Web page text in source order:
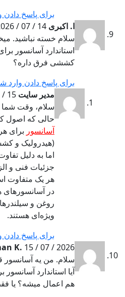
برای پاسخ دادن
ا. اکبری 14 / 07 / 2026
سلام خسته نباشید.
استاندارد آسانسور
کششی فرق داره؟
برای پاسخ دادن وارد
مدیر سایت 15 / 07 / 2026
سلام، وقت شما
حالی که اصول
آسانسور برای
(هیدرولیک و
اما به دلیل
جزئیات فنی و
هر یک متفاوت
در آسانسورهای
روغن و
ویژه‌ای هستند.
برای پاسخ دادن
K. 15 / 07 / 2026
سلام. من یه آسانسور
آیا استاندارد
هم اعمال میشه؟ یا